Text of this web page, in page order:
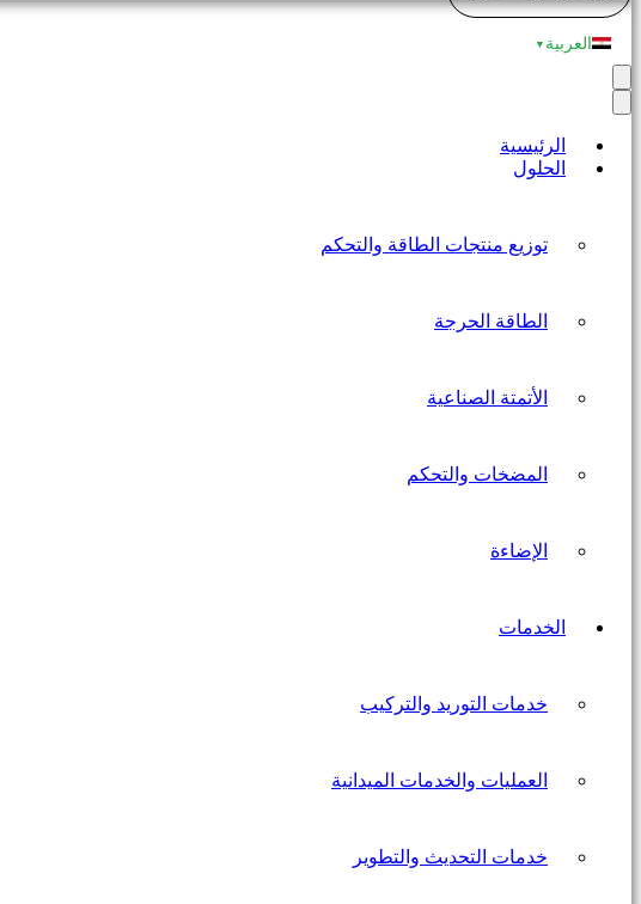
العربية ▼
الرئيسية
الحلول
توزيع منتجات الطاقة والتحكم
الطاقة الحرجة
الأتمتة الصناعية
المضخات والتحكم
الإضاءة
الخدمات
خدمات التوريد والتركيب
العمليات والخدمات الميدانية
خدمات التحديث والتطوير